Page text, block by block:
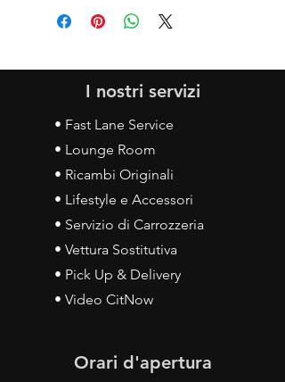
I nostri servizi
• Fast Lane Service
• Lounge Room
• Ricambi Originali
• Lifestyle e Accessori
• Servizio di Carrozzeria
• Vettura Sostitutiva
• Pick Up & Delivery
• Video CitNow
Orari d'apertura